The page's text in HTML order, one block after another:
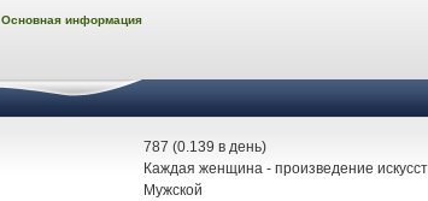
Основная информация
787 (0.139 в день)
Каждая женщина - произведение
Мужской